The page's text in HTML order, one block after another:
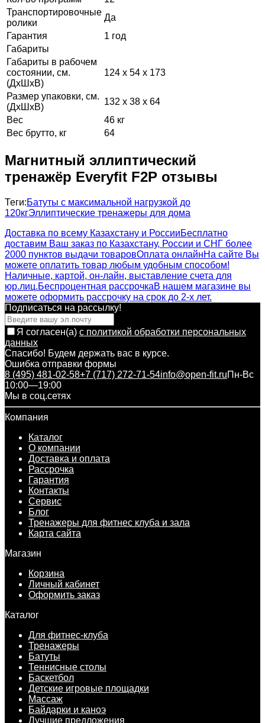
Транспортировочные
ролики
Да
Гарантия
1 год
Габариты
Габариты в рабочем
состоянии, см.
(ДхШхВ)
124 х 54 х 173
Размер упаковки, см.
(ДхШхВ)
132 х 38 х 64
Вес
46 кг
Вес брутто, кг
64
Магнитный эллиптический
тренажёр Everyfit F2P отзывы
Теги:Батуты с максимальной нагрузкой до
120кгЭллиптические тренажеры для дома
Доставка по всему Казахстану и РоссииБесплатно
доставим Ваш заказ по Казахстану, России и СНГ более
2000 пунктов выдачи товаровОплата онлайнНа сайте Вы
можете оплатить товар любым удобным способом!
Наличные, картой, он-лайн, выставление счета для
юр.лиц.Беспроцентная рассрочкаВ нашем магазине вы
можете оформить рассрочку на срок до 2-х лет.
Подписаться на рассылкy!
Я согласен(a) с политикой обработки персональных
данных
Спасибо! Будем держать вас в курсе.
Ошибка отправки формы
8 (495) 481-02-58+7 (717) 272-71-54info@open-fit.ruПн-Вс
10:00—19:00
Мы в соц.сетях
Компания
Каталог
О компании
Доставка и оплата
Рассрочка
Гарантия
Контакты
Сервис
Блог
Тренажеры для фитнес клуба и зала
Карта сайта
Магазин
Корзина
Личный кабинет
Оформить заказ
Каталог
Для фитнес-клуба
Тренажеры
Батуты
Теннисные столы
Баскетбол
Детские игровые площадки
Массаж
Байдарки и каноэ
Лучшие предложения